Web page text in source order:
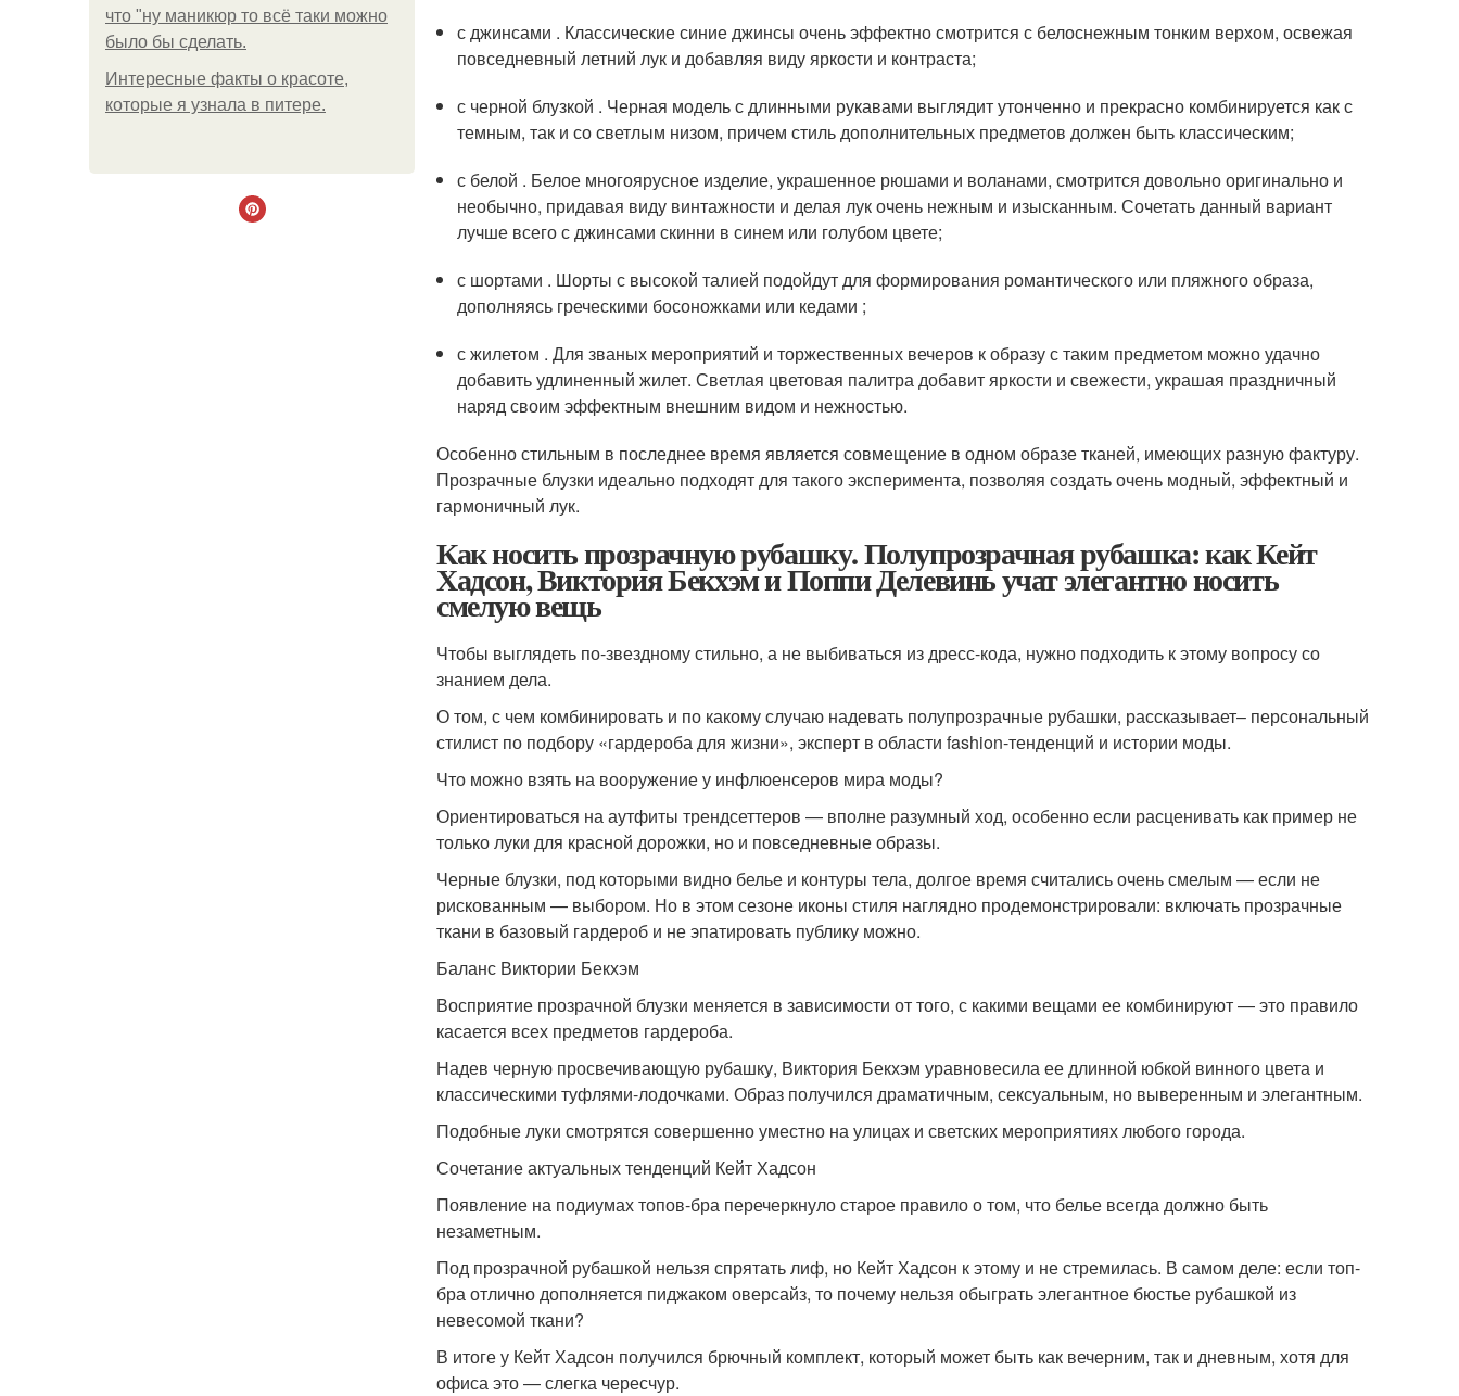
что "ну маникюр то всё таки можно
было бы сделать.
Интересные факты о красоте,
которые я узнала в питере.
с джинсами . Классические синие джинсы очень эффектно смотрится с белоснежным тонким верхом, освежая
повседневный летний лук и добавляя виду яркости и контраста;
с черной блузкой . Черная модель с длинными рукавами выглядит утонченно и прекрасно комбинируется как с
темным, так и со светлым низом, причем стиль дополнительных предметов должен быть классическим;
с белой . Белое многоярусное изделие, украшенное рюшами и воланами, смотрится довольно оригинально и
необычно, придавая виду винтажности и делая лук очень нежным и изысканным. Сочетать данный вариант
лучше всего с джинсами скинни в синем или голубом цвете;
с шортами . Шорты с высокой талией подойдут для формирования романтического или пляжного образа,
дополняясь греческими босоножками или кедами ;
с жилетом . Для званых мероприятий и торжественных вечеров к образу с таким предметом можно удачно
добавить удлиненный жилет. Светлая цветовая палитра добавит яркости и свежести, украшая праздничный
наряд своим эффектным внешним видом и нежностью.
Особенно стильным в последнее время является совмещение в одном образе тканей, имеющих разную фактуру.
Прозрачные блузки идеально подходят для такого эксперимента, позволяя создать очень модный, эффектный и
гармоничный лук.
Как носить прозрачную рубашку. Полупрозрачная рубашка: как Кейт
Хадсон, Виктория Бекхэм и Поппи Делевинь учат элегантно носить
смелую вещь
Чтобы выглядеть по-звездному стильно, а не выбиваться из дресс-кода, нужно подходить к этому вопросу со
знанием дела.
О том, с чем комбинировать и по какому случаю надевать полупрозрачные рубашки, рассказывает– персональный
стилист по подбору «гардероба для жизни», эксперт в области fashion-тенденций и истории моды.
Что можно взять на вооружение у инфлюенсеров мира моды?
Ориентироваться на аутфиты трендсеттеров — вполне разумный ход, особенно если расценивать как пример не
только луки для красной дорожки, но и повседневные образы.
Черные блузки, под которыми видно белье и контуры тела, долгое время считались очень смелым — если не
рискованным — выбором. Но в этом сезоне иконы стиля наглядно продемонстрировали: включать прозрачные
ткани в базовый гардероб и не эпатировать публику можно.
Баланс Виктории Бекхэм
Восприятие прозрачной блузки меняется в зависимости от того, с какими вещами ее комбинируют — это правило
касается всех предметов гардероба.
Надев черную просвечивающую рубашку, Виктория Бекхэм уравновесила ее длинной юбкой винного цвета и
классическими туфлями-лодочками. Образ получился драматичным, сексуальным, но выверенным и элегантным.
Подобные луки смотрятся совершенно уместно на улицах и светских мероприятиях любого города.
Сочетание актуальных тенденций Кейт Хадсон
Появление на подиумах топов-бра перечеркнуло старое правило о том, что белье всегда должно быть
незаметным.
Под прозрачной рубашкой нельзя спрятать лиф, но Кейт Хадсон к этому и не стремилась. В самом деле: если топ-
бра отлично дополняется пиджаком оверсайз, то почему нельзя обыграть элегантное бюстье рубашкой из
невесомой ткани?
В итоге у Кейт Хадсон получился брючный комплект, который может быть как вечерним, так и дневным, хотя для
офиса это — слегка чересчур.